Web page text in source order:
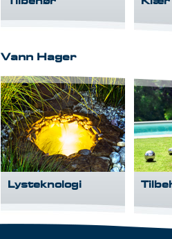
Vann Hager
Lysteknologi